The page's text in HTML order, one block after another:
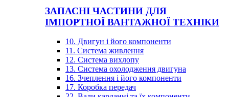
ЗАПАСНІ ЧАСТИНИ ДЛЯ
ІМПОРТНОЇ ВАНТАЖНОЇ ТЕХНІКИ
10. Двигун і його компоненти
11. Система живлення
12. Система вихлопу
13. Система охолодження двигуна
16. Зчеплення і його компоненти
17. Коробка передач